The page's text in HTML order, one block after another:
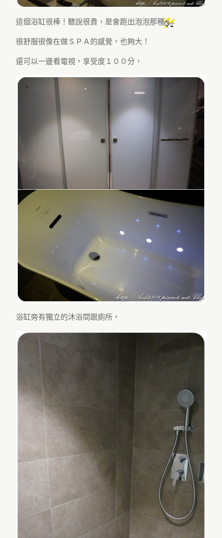
這個浴缸很棒！聽說很貴，是會跑出泡泡那種
很舒服很像在做ＳＰＡ的感覺，也夠大！
還可以一邊看電視，享受度１００分，
浴缸旁有獨立的沐浴間跟廁所，